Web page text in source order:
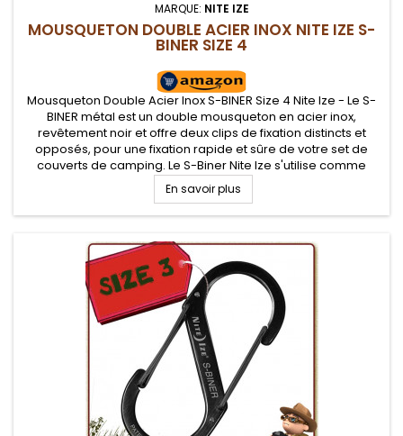
MARQUE: NITE IZE
MOUSQUETON DOUBLE ACIER INOX NITE IZE S-
BINER SIZE 4
Mousqueton Double Acier Inox S-BINER Size 4 Nite Ize - Le S-
BINER métal est un double mousqueton en acier inox,
revêtement noir et offre deux clips de fixation distincts et
opposés, pour une fixation rapide et sûre de votre set de
couverts de camping. Le S-Biner Nite Ize s'utilise comme
porte-clés, mousqueton sur sac à dos...
En savoir plus